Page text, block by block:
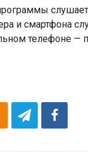
и смартфона
телефоне —